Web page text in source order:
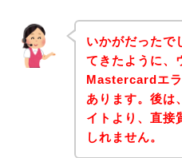
いかがだったで
てきたように、
Mastercardエ
あります。後は
イトより、直接
しれません。